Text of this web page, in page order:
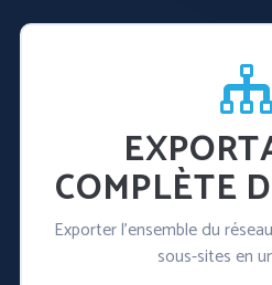
COMPLÈTE
Exporter l'ensemble du
sous-sites en